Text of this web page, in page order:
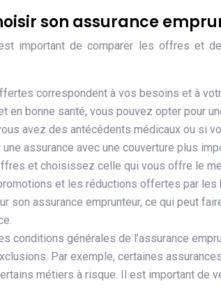
son assurance
important de comparer les offres et
correspondent à vos besoins et à
en bonne santé, vous pouvez opter pour
avez des antécédents médicaux ou si
assurance avec une couverture plus
et choisissez celle qui vous offre le
et les réductions offertes par les
son assurance emprunteur, ce qui peut
conditions générales de l’assurance
Par exemple, certaines
métiers à risque. Il est important de